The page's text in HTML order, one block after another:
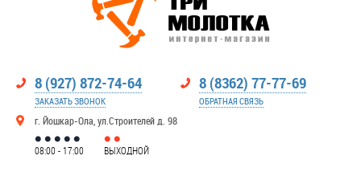
8 (927) 872-74-64
ЗАКАЗАТЬ ЗВОНОК
г. Йошкар-Ола, ул.Строителей д. 98
8 (8362) 77-77-69
ОБРАТНАЯ СВЯЗЬ
08:00 - 17:00 ВЫХОДНОЙ